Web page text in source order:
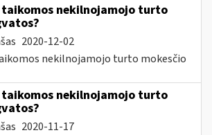
taikomos nekilnojamojo turto
2020-12-02
nekilnojamojo turto mokesčio
taikomos nekilnojamojo turto
2020-11-17